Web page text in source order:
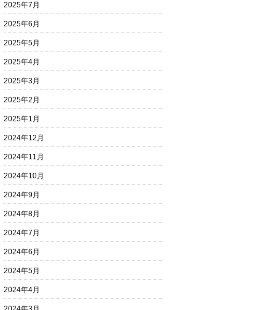
2025年7月
2025年6月
2025年5月
2025年4月
2025年3月
2025年2月
2025年1月
2024年12月
2024年11月
2024年10月
2024年9月
2024年8月
2024年7月
2024年6月
2024年5月
2024年4月